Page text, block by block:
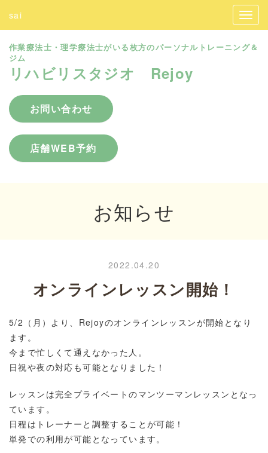
sai
作業療法士・理学療法士がいる枚方のパーソナルトレーニング＆
ジム
リハビリスタジオ Rejoy
お問い合わせ
店舗WEB予約
お知らせ
2022.04.20
オンラインレッスン開始！
5/2（月）より、Rejoyのオンラインレッスンが開始となり
ます。
今まで忙しくて通えなかった人。
日祝や夜の対応も可能となりました！
レッスンは完全プライベートのマンツーマンレッスンとなっ
ています。
日程はトレーナーと調整することが可能！
単発での利用が可能となっています。